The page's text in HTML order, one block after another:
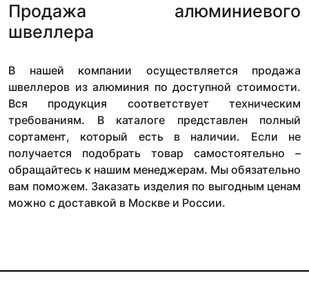
Продажа алюминиевого
швеллера
В нашей компании осуществляется продажа
швеллеров из алюминия по доступной стоимости.
Вся продукция соответствует техническим
требованиям. В каталоге представлен полный
сортамент, который есть в наличии. Если не
получается подобрать товар самостоятельно –
обращайтесь к нашим менеджерам. Мы обязательно
вам поможем. Заказать изделия по выгодным ценам
можно с доставкой в Москве и России.